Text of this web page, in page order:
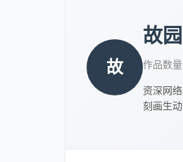
故
故
作品数量
资深网
刻画生